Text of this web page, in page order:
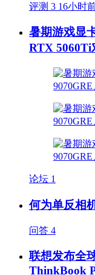
评测 3 16小时
暑期游戏显
RTX 5060Ti
论坛 1
何为单反相
问答 4
联想发布全
ThinkBook